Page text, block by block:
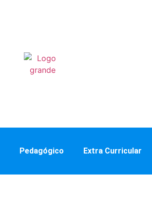
Pedagógico Extra Curricular